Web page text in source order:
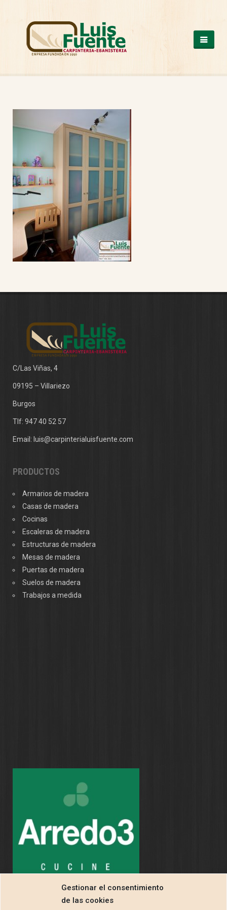
Gestionar el consentimiento
de las cookies
CASAS DE MADERA
ESCALERAS DE MADERA
PUERTAS DE MADERA
SUELOS DE MADERA
TRABAJOS A MEDIDA
VENTANAS DE ALUMINIO Y PVC
NUESTROS TRABAJOS
CONTACTO
C/Las Viñas, 4
09195 – Villariezo
Burgos
Tlf: 947 40 52 57
Email: luis@carpinterialuisfuente.com
PRODUCTOS
Armarios de madera
Casas de madera
Cocinas
Escaleras de madera
Estructuras de madera
Mesas de madera
Puertas de madera
Suelos de madera
Trabajos a medida